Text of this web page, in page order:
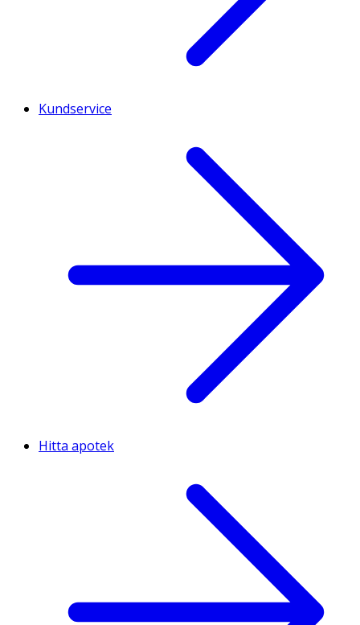
Kundservice
Hitta apotek